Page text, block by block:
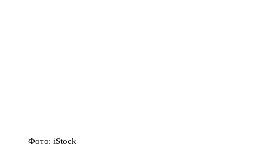
Фото: iStock